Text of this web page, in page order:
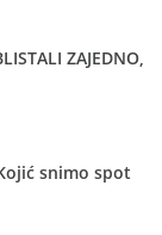
ZAJEDNO,
Kojić snimo spot